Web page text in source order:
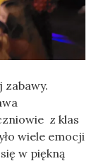
zabawy.
z klas
wiele emocji
w piękną